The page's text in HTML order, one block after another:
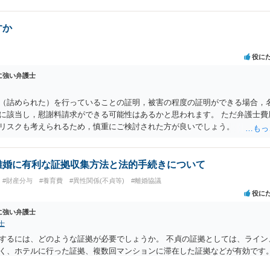
か
役に
強い弁護士
詰められた）を行っていることの証明，被害の程度の証明ができる場合，
該当し，慰謝料請求ができる可能性はあるかと思われます。 ただ弁護士費
スクも考えられるため，慎重にご検討された方が良いでしょう。
に有利な証拠収集方法と法的手続きについて
#財産分与 #養育費 #異性関係(不貞等) #離婚協議
役に
強い弁護士
るには、どのような証拠が必要でしょうか。 不貞の証拠としては、ライン
、ホテルに行った証拠、複数回マンションに滞在した証拠などが有効です